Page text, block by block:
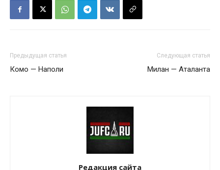
Предыдущая статья
Комо — Наполи
Следующая статья
Милан — Аталанта
Редакция сайта